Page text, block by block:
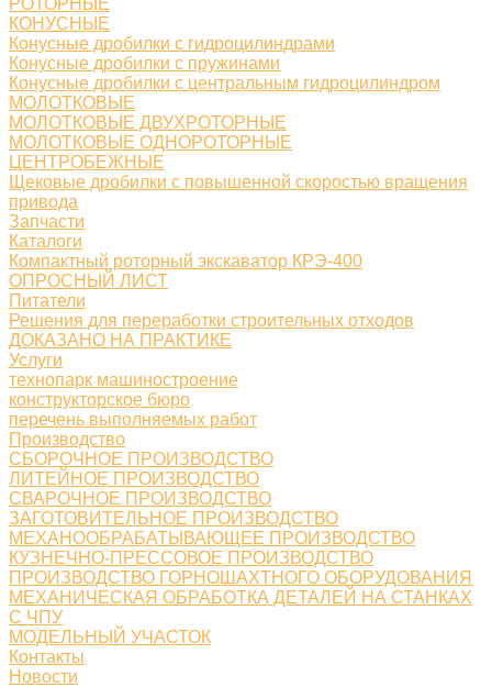
РОТОРНЫЕ
КОНУСНЫЕ
Конусные дробилки с гидроцилиндрами
Конусные дробилки с пружинами
Конусные дробилки с центральным гидроцилиндром
МОЛОТКОВЫЕ
МОЛОТКОВЫЕ ДВУХРОТОРНЫЕ
МОЛОТКОВЫЕ ОДНОРОТОРНЫЕ
ЦЕНТРОБЕЖНЫЕ
Щековые дробилки с повышенной скоростью вращения
привода
Запчасти
Каталоги
Компактный роторный экскаватор КРЭ-400
ОПРОСНЫЙ ЛИСТ
Питатели
Решения для переработки строительных отходов
ДОКАЗАНО НА ПРАКТИКЕ
Услуги
технопарк машиностроение
конструкторское бюро
перечень выполняемых работ
Производство
СБОРОЧНОЕ ПРОИЗВОДСТВО
ЛИТЕЙНОЕ ПРОИЗВОДСТВО
СВАРОЧНОЕ ПРОИЗВОДСТВО
ЗАГОТОВИТЕЛЬНОЕ ПРОИЗВОДСТВО
МЕХАНООБРАБАТЫВАЮЩЕЕ ПРОИЗВОДСТВО
КУЗНЕЧНО-ПРЕССОВОЕ ПРОИЗВОДСТВО
ПРОИЗВОДСТВО ГОРНОШАХТНОГО ОБОРУДОВАНИЯ
МЕХАНИЧЕСКАЯ ОБРАБОТКА ДЕТАЛЕЙ НА СТАНКАХ
С ЧПУ
МОДЕЛЬНЫЙ УЧАСТОК
Контакты
Новости